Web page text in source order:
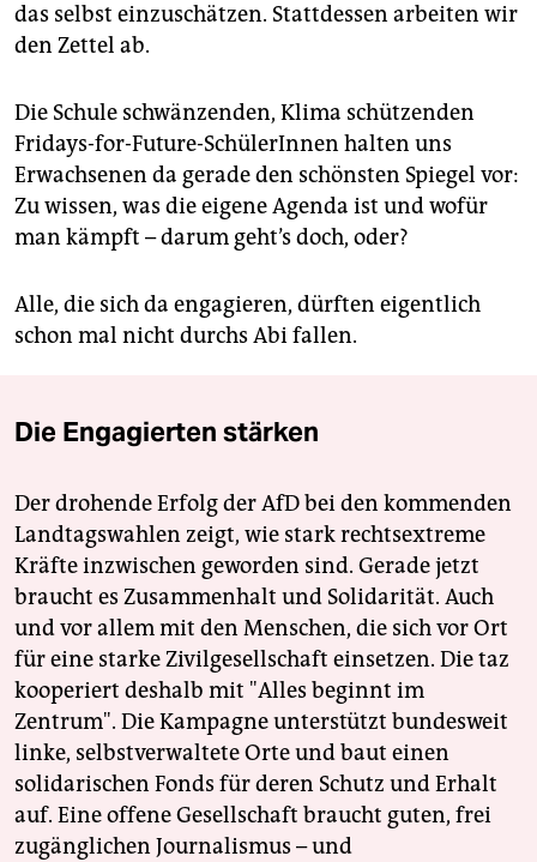
das selbst einzuschätzen. Stattdessen arbeiten wir
den Zettel ab.
Die Schule schwänzenden, Klima schützenden
Fridays-for-Future-SchülerInnen halten uns
Erwachsenen da gerade den schönsten Spiegel vor:
Zu wissen, was die eigene Agenda ist und wofür
man kämpft – darum geht’s doch, oder?
Alle, die sich da engagieren, dürften eigentlich
schon mal nicht durchs Abi fallen.
Die Engagierten stärken
Der drohende Erfolg der AfD bei den kommenden
Landtagswahlen zeigt, wie stark rechtsextreme
Kräfte inzwischen geworden sind. Gerade jetzt
braucht es Zusammenhalt und Solidarität. Auch
und vor allem mit den Menschen, die sich vor Ort
für eine starke Zivilgesellschaft einsetzen. Die taz
kooperiert deshalb mit "Alles beginnt im
Zentrum". Die Kampagne unterstützt bundesweit
linke, selbstverwaltete Orte und baut einen
solidarischen Fonds für deren Schutz und Erhalt
auf. Eine offene Gesellschaft braucht guten, frei
zugänglichen Journalismus – und